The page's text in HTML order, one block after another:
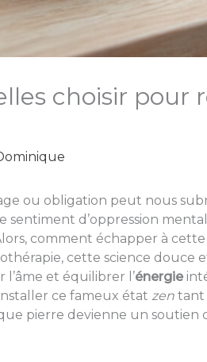
choisir
ou obligation peut nous
sentiment d’oppression
comment échapper à cette
cette science douce
et équilibrer l’énergie
ce fameux état zentant
pierre devienne un soutien